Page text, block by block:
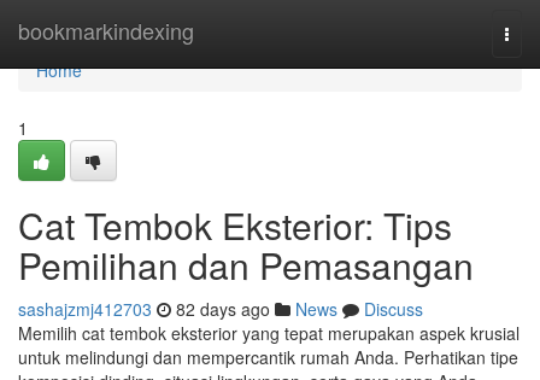
bookmarkindexing
Home
Home
1
Cat Tembok Eksterior: Tips
Pemilihan dan Pemasangan
sashajzmj412703 82 days ago News
Discuss
Memilih cat tembok eksterior yang tepat merupakan aspek krusial
untuk melindungi dan mempercantik rumah Anda. Perhatikan tipe